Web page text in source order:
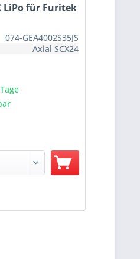
LiPo für Furitek
074-GEA4002S35JS
Axial SCX24